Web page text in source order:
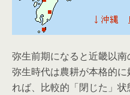
弥生前期になると近畿以南
弥生時代は農耕が本格的
れば、比較的「閉じた」